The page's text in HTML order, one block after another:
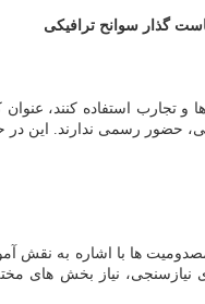
گذار سوانح ترافیكی
ها و تجارب استفاده كنند،
حضور رسمی ندارند. این
ها با اشاره به
نیازسنجی، نیاز بخش های